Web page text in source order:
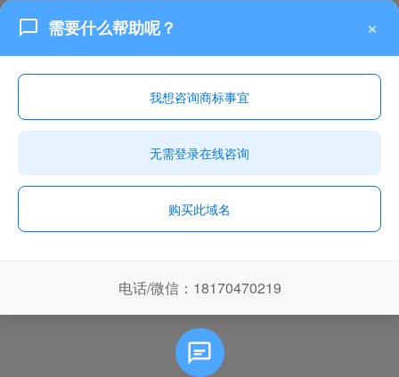
需要什么帮助呢？ ×
我想咨询商标事宜
无需登录在线咨询
购买此域名
电话/微信：18170470219